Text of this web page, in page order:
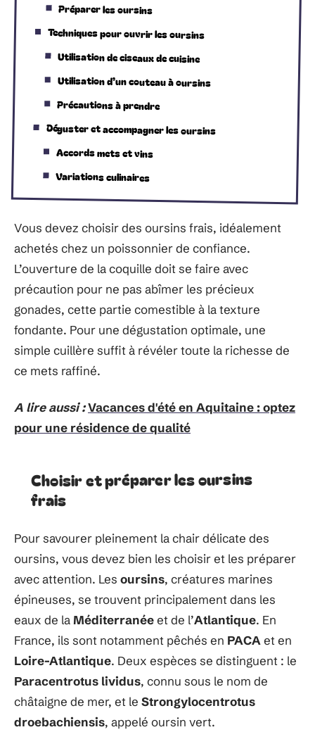
Préparer les oursins
Techniques pour ouvrir les oursins
Utilisation de ciseaux de cuisine
Utilisation d’un couteau à oursins
Précautions à prendre
Déguster et accompagner les oursins
Accords mets et vins
Variations culinaires
Vous devez choisir des oursins frais, idéalement
achetés chez un poissonnier de confiance.
L’ouverture de la coquille doit se faire avec
précaution pour ne pas abîmer les précieux
gonades, cette partie comestible à la texture
fondante. Pour une dégustation optimale, une
simple cuillère suffit à révéler toute la richesse de
ce mets raffiné.
A lire aussi :Vacances d'été en Aquitaine : optez
pour une résidence de qualité
Choisir et préparer les oursins
frais
Pour savourer pleinement la chair délicate des
oursins, vous devez bien les choisir et les préparer
avec attention. Les oursins, créatures marines
épineuses, se trouvent principalement dans les
eaux de la Méditerranéeet de l’Atlantique. En
France, ils sont notamment pêchés en PACA et en
Loire-Atlantique. Deux espèces se distinguent : le
Paracentrotus lividus, connu sous le nom de
châtaigne de mer, et le Strongylocentrotus
droebachiensis, appelé oursin vert.